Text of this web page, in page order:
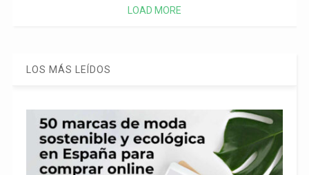
LOAD MORE
LOS MÁS LEÍDOS